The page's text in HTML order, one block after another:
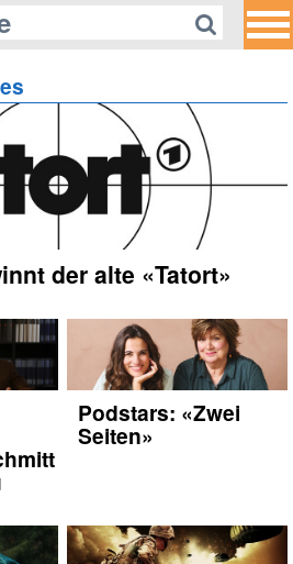
der alte «Tatort»
Podstars: «Zwei
Seiten»